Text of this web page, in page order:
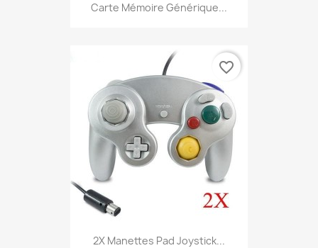
Carte Mémoire Générique...
2X Manettes Pad Joystick...
favorite_border